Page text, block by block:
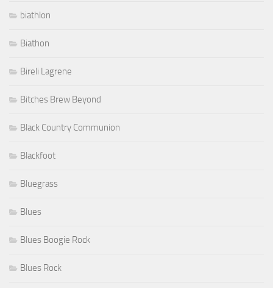
biathlon
Biathon
Bireli Lagrene
Bitches Brew Beyond
Black Country Communion
Blackfoot
Bluegrass
Blues
Blues Boogie Rock
Blues Rock